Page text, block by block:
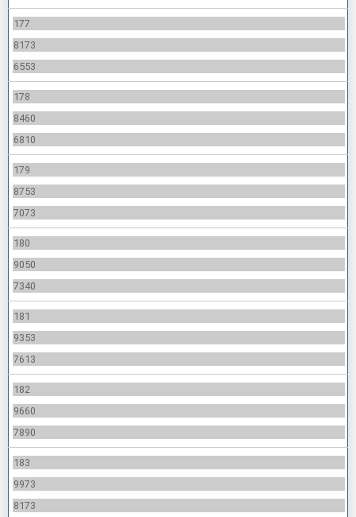
177
8173
6553
178
8460
6810
179
8753
7073
180
9050
7340
181
9353
7613
182
9660
7890
183
9973
8173